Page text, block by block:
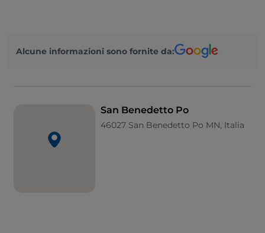
ancora oggi è luogo di turismo religioso e di
pianura verdissima tutta da scoprire.
Alcune informazioni sono fornite da:
San Benedetto Po
46027 San Benedetto Po MN, Italia